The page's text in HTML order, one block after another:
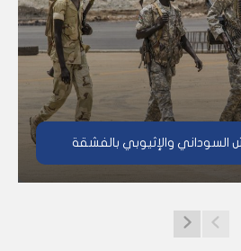
السوداني والإثيوبي بالفشقة